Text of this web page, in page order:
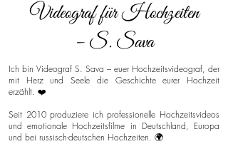
Videograf für Hochzeiten
– S. Sava
Ich bin Videograf S. Sava – euer Hochzeitsvideograf, der
mit Herz und Seele die Geschichte eurer Hochzeit
erzählt. ❤️
Seit 2010 produziere ich professionelle Hochzeitsvideos
und emotionale Hochzeitsfilme in Deutschland, Europa
und bei russisch-deutschen Hochzeiten. 🌍